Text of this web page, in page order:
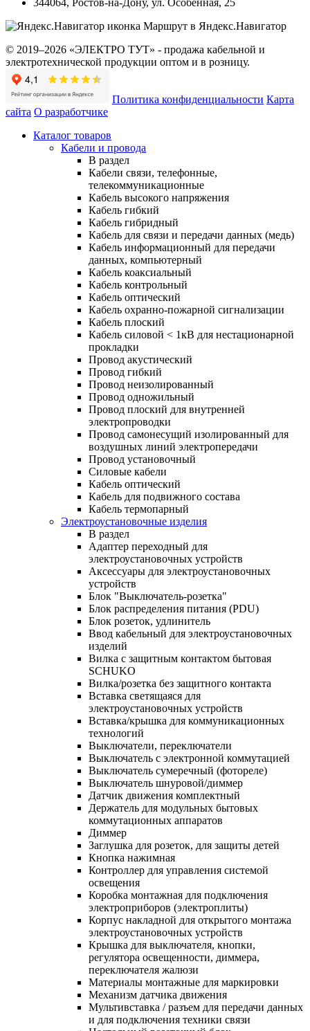
Маршрут в Яндекс.Навигатор
© 2019–2026 «ЭЛЕКТРО ТУТ» - продажа кабельной и
электротехнической продукции оптом и в розницу.
Политика конфиденциальности Карта
сайта О разработчике
Каталог товаров
Кабели и провода
В раздел
Кабели связи, телефонные,
телекоммуникационные
Кабель высокого напряжения
Кабель гибкий
Кабель гибридный
Кабель для связи и передачи данных (медь)
Кабель информационный для передачи
данных, компьютерный
Кабель коаксиальный
Кабель контрольный
Кабель оптический
Кабель охранно-пожарной сигнализации
Кабель плоский
Кабель силовой < 1кВ для нестационарной
прокладки
Провод акустический
Провод гибкий
Провод неизолированный
Провод одножильный
Провод плоский для внутренней
электропроводки
Провод самонесущий изолированный для
воздушных линий электропередачи
Провод установочный
Силовые кабели
Кабель оптический
Кабель для подвижного состава
Кабель термопарный
Электроустановочные изделия
В раздел
Адаптер переходный для
электроустановочных устройств
Аксессуары для электроустановочных
устройств
Блок "Выключатель-розетка"
Блок распределения питания (PDU)
Блок розеток, удлинитель
Ввод кабельный для электроустановочных
изделий
Вилка с защитным контактом бытовая
SCHUKO
Вилка/розетка без защитного контакта
Вставка светящаяся для
электроустановочных устройств
Вставка/крышка для коммуникационных
технологий
Выключатели, переключатели
Выключатель с электронной коммутацией
Выключатель сумеречный (фотореле)
Выключатель шнуровой/диммер
Датчик движения комплектный
Держатель для модульных бытовых
коммутационных аппаратов
Диммер
Заглушка для розеток, для защиты детей
Кнопка нажимная
Контроллер для управления системой
освещения
Коробка монтажная для подключения
электроприборов (электроплиты)
Корпус накладной для открытого монтажа
электроустановочных устройств
Крышка для выключателя, кнопки,
регулятора освещенности, диммера,
переключателя жалюзи
Материалы монтажные для маркировки
Механизм датчика движения
Мультивставка / разъем для передачи данных
и для подключения техники связи